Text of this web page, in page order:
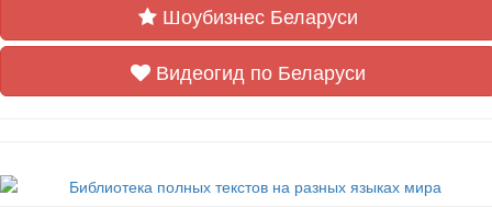
Шоубизнес Беларуси
Видеогид по Беларуси